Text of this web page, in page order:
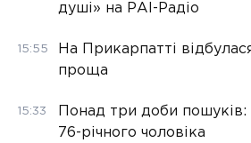
душі» на РАІ-Радіо
15:55
На Прикарпатті
проща
15:33
Понад три доби пошуків:
76-річного чоловіка